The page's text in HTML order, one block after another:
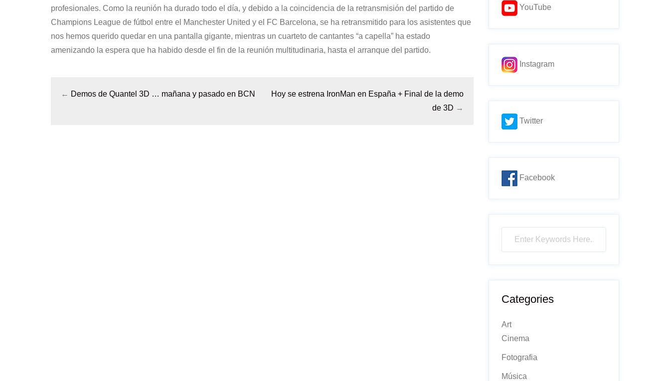
profesionales. Como la reunión ha durado todo el día, y debido a la coincidencia de la retransmisión del partido de
Champions League de fútbol entre el Manchester United y el FC Barcelona, se ha retransmitido para los asistentes que
nos hemos querido quedar en una pantalla gigante, mientras un cuarteto de cantantes “a capella” ha estado
amenizando la espera que ha habido desde el fin de la reunión multitudinaria, hasta el arranque del partido.
← Demos de Quantel 3D … mañana y pasado en BCN
Hoy se estrena IronMan en España + Final de la demo
de 3D →
YouTube
Instagram
Twitter
Facebook
Categories
Art
Cinema
Fotografia
Música